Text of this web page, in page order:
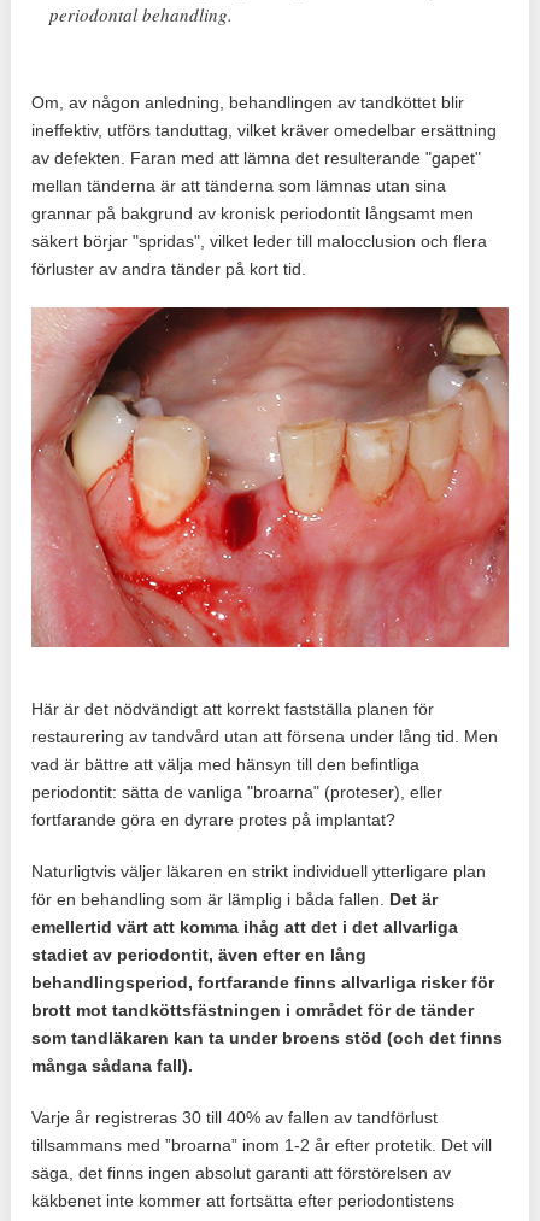
periodontal behandling.
Om, av någon anledning, behandlingen av tandköttet blir
ineffektiv, utförs tanduttag, vilket kräver omedelbar ersättning
av defekten. Faran med att lämna det resulterande "gapet"
mellan tänderna är att tänderna som lämnas utan sina
grannar på bakgrund av kronisk periodontit långsamt men
säkert börjar "spridas", vilket leder till malocclusion och flera
förluster av andra tänder på kort tid.
Här är det nödvändigt att korrekt fastställa planen för
restaurering av tandvård utan att försena under lång tid. Men
vad är bättre att välja med hänsyn till den befintliga
periodontit: sätta de vanliga "broarna" (proteser), eller
fortfarande göra en dyrare protes på implantat?
Naturligtvis väljer läkaren en strikt individuell ytterligare plan
för en behandling som är lämplig i båda fallen. Det är
emellertid värt att komma ihåg att det i det allvarliga
stadiet av periodontit, även efter en lång
behandlingsperiod, fortfarande finns allvarliga risker för
brott mot tandköttsfästningen i området för de tänder
som tandläkaren kan ta under broens stöd (och det finns
många sådana fall).
Varje år registreras 30 till 40% av fallen av tandförlust
tillsammans med ”broarna” inom 1-2 år efter protetik. Det vill
säga, det finns ingen absolut garanti att förstörelsen av
käkbenet inte kommer att fortsätta efter periodontistens